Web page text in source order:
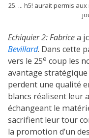
25. ... h5! aurait permis
Echiquier 2:Fabricea
Bevillard. Dans cette
vers le 25e coup les
avantage
perdent une qualité
blancs réalisent leur
échangeant le
sacrifient leur tour
la promotion d’un